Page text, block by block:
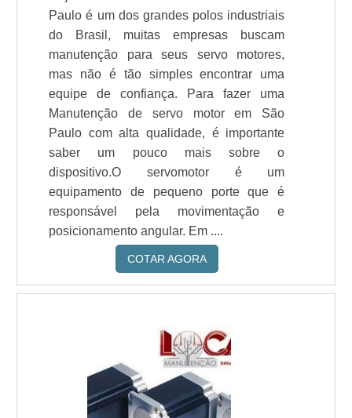
Paulo é um dos grandes polos industriais
do Brasil, muitas empresas buscam
manutenção para seus servo motores,
mas não é tão simples encontrar uma
equipe de confiança. Para fazer uma
Manutenção de servo motor em São
Paulo com alta qualidade, é importante
saber um pouco mais sobre o
dispositivo.O servomotor é um
equipamento de pequeno porte que é
responsável pela movimentação e
posicionamento angular. Em ....
COTAR AGORA